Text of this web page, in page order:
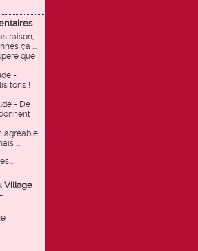
raison,
ça ...
que
-
tons !
- De
agréable
...
Village